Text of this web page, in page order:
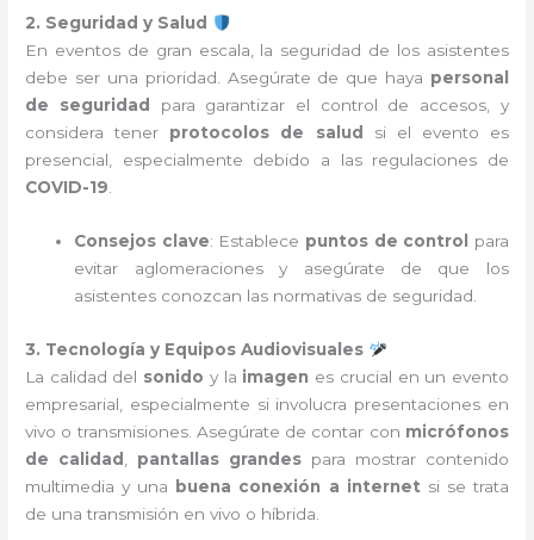
2. Seguridad y Salud
En eventos de gran escala, la seguridad de los asistentes
debe ser una prioridad. Asegúrate de que haya personal
de seguridad
para garantizar el control de accesos, y
considera tener protocolos de salud
si el evento es
presencial, especialmente debido a las regulaciones de
COVID-19.
Consejos clave: Establece puntos de control
para
evitar aglomeraciones y asegúrate de que los
asistentes conozcan las normativas de seguridad.
3. Tecnología y Equipos Audiovisuales
La calidad del sonido y la imagen es crucial en un evento
empresarial, especialmente si involucra presentaciones en
vivo o transmisiones. Asegúrate de contar con micrófonos
de calidad
pantallas grandes para mostrar contenido
multimedia y una
buena conexión a internet si se trata
de una transmisión en vivo o híbrida.